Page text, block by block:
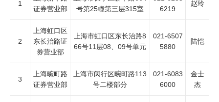
1
证券营业部
号第25幢第三层315室
6219
赵玲
2
上海虹口区
东长治路证
券营业部
上海市虹口区东长治路8
66号11层08、09号单元
021-6507
5880
陆恺
3
上海畹町路
证券营业部
上海市闵行区畹町路113
号二楼部分
021-6083
6000
金士
杰